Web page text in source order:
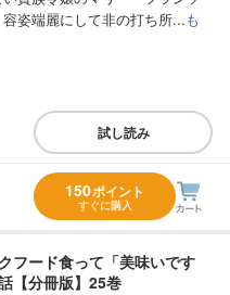
姿端麗にして非の打ち所...も
試し読み
150ポイント
すぐに購入
フード食って「美味いです
【分冊版】25巻